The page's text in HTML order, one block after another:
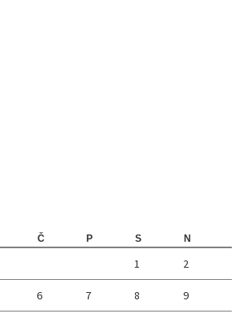
Č P S N
1 2
6 7 8 9